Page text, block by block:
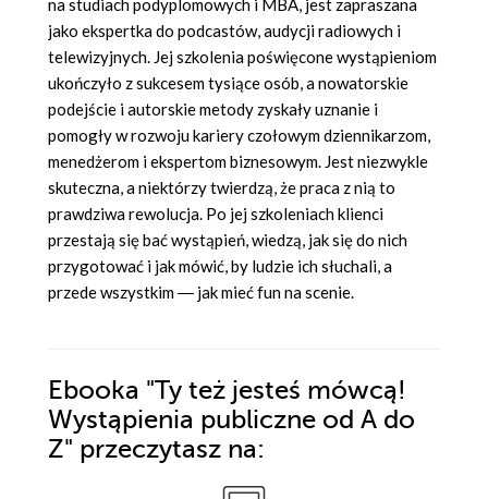
na studiach podyplomowych i MBA, jest zapraszana
jako ekspertka do podcastów, audycji radiowych i
telewizyjnych. Jej szkolenia poświęcone wystąpieniom
ukończyło z sukcesem tysiące osób, a nowatorskie
podejście i autorskie metody zyskały uznanie i
pomogły w rozwoju kariery czołowym dziennikarzom,
menedżerom i ekspertom biznesowym. Jest niezwykle
skuteczna, a niektórzy twierdzą, że praca z nią to
prawdziwa rewolucja. Po jej szkoleniach klienci
przestają się bać wystąpień, wiedzą, jak się do nich
przygotować i jak mówić, by ludzie ich słuchali, a
przede wszystkim ― jak mieć fun na scenie.
Ebooka "Ty też jesteś mówcą!
Wystąpienia publiczne od A do
Z" przeczytasz na: